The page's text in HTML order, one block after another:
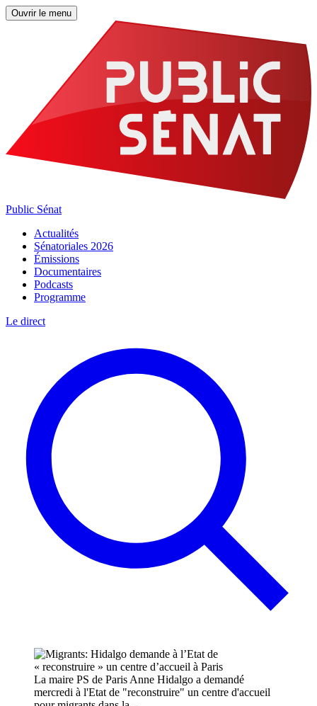
Ouvrir le menu
Public Sénat
Actualités
Sénatoriales 2026
Émissions
Documentaires
Podcasts
Programme
Le direct
La maire PS de Paris Anne Hidalgo a demandé
mercredi à l'Etat de "reconstruire" un centre d'accueil